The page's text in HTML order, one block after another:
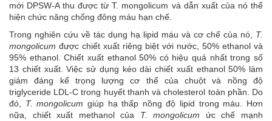
mới DPSW-A thu được từ T. mongolicum và dẫn xuất của nó thể
hiện chức năng chống đông máu hạn chế.
Trong nghiên cứu về tác dụng hạ lipid máu và cơ chế của nó, T.
mongolicum được chiết xuất riêng biệt với nước, 50% ethanol và
95% ethanol. Chiết xuất ethanol 50% có hiệu quả nhất trong số
13 chiết xuất. Việc sử dụng kéo dài chiết xuất ethanol 50% làm
giảm đáng kể trọng lượng cơ thể của chuột và nồng độ
triglyceride LDL-C trong huyết thanh và cholesterol toàn phần. Do
đó, T. mongolicum giúp hạ thấp nồng độ lipid trong máu. Hơn
nữa, chiết xuất methanol của T. mongolicum ức chế mạnh